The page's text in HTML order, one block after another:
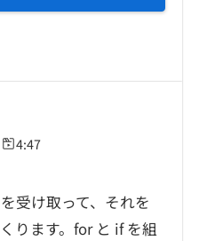
4:47
受け取って、それを
ります。for と if を組